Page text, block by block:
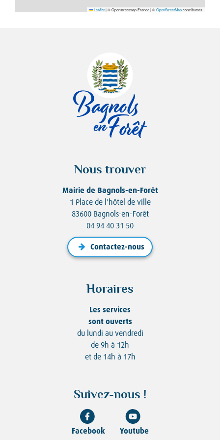
Leaflet|© Openstreetmap France | ©OpenStreetMapcontributors
Nous trouver
Mairie de Bagnols-en-Forêt
1 Place de l'hôtel de ville
83600 Bagnols-en-Forêt
04 94 40 31 50
Contactez-nous
Horaires
Les services
sont ouverts
du lundi au vendredi
de 9h à 12h
et de 14h à 17h
Suivez-nous !
Facebook Youtube